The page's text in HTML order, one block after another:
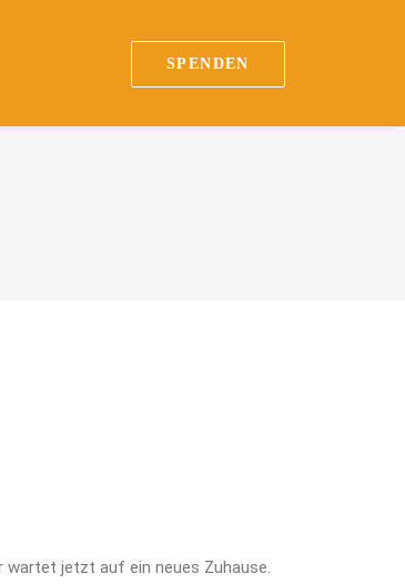
SPENDEN
wartet jetzt auf ein neues Zuhause.